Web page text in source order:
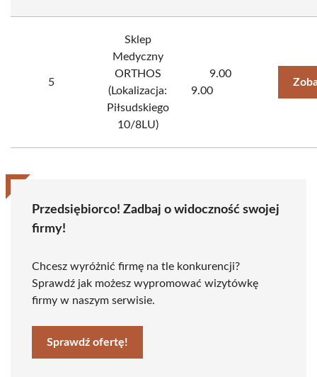
5
Sklep
Medyczny
ORTHOS
(Lokalizacja:
Piłsudskiego
10/8LU)
9.00
9.00
Przedsiębiorco! Zadbaj o widoczność swojej
firmy!
Chcesz wyróżnić firmę na tle konkurencji?
Sprawdź jak możesz wypromować wizytówkę
firmy w naszym serwisie.
Sprawdź ofertę!